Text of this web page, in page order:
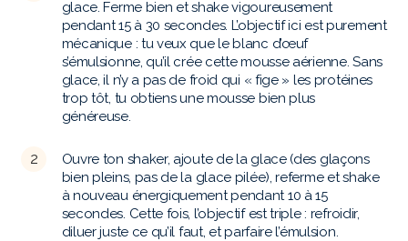
glace. Ferme bien et shake vigoureusement
pendant 15 à 30 secondes. L’objectif ici est purement
mécanique : tu veux que le blanc d’œuf
s’émulsionne, qu’il crée cette mousse aérienne. Sans
glace, il n’y a pas de froid qui « fige » les protéines
trop tôt, tu obtiens une mousse bien plus
généreuse.
Ouvre ton shaker, ajoute de la glace (des glaçons
bien pleins, pas de la glace pilée), referme et shake
à nouveau énergiquement pendant 10 à 15
secondes. Cette fois, l’objectif est triple : refroidir,
diluer juste ce qu’il faut, et parfaire l’émulsion.